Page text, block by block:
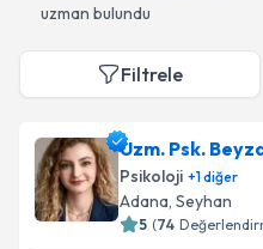
uzman bulundu
Filtrele
Uzm. Psk.
Psikoloji +1diğer
Adana, Seyhan
5 (74